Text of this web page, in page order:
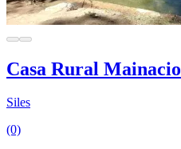
Casa Rural Mainacio
Siles
(0)